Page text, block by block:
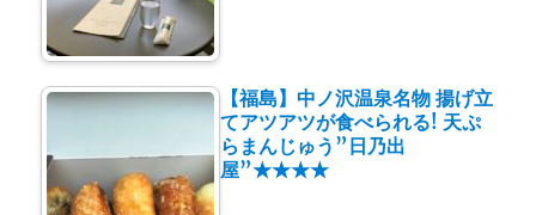
【福島】中ノ沢温泉名物 揚げ立
てアツアツが食べられる! 天ぷ
らまんじゅう”日乃出
屋”★★★★